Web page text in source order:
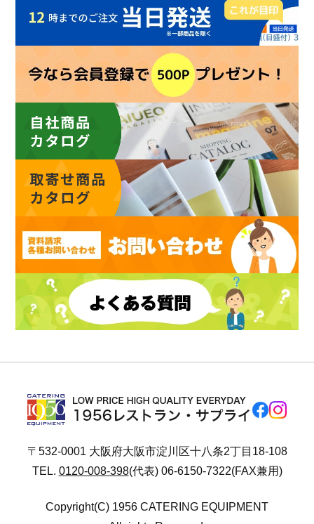
〒532-0001 大阪府大阪市淀川区十八条2丁目18-108
TEL. 0120-008-398(代表) 06-6150-7322(FAX兼用)
Copyright(C) 1956 CATERING EQUIPMENT